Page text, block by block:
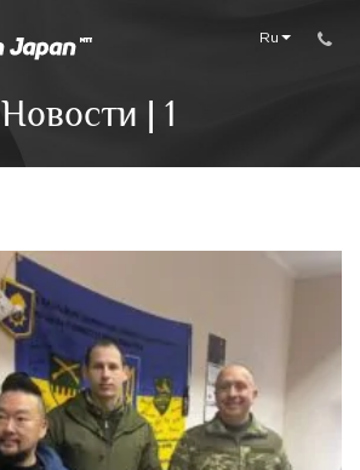
Ru
Новости | 1